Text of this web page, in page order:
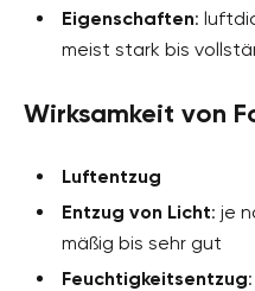
Eigenschaften:
meist stark bis
Wirksamkeit von
Luftentzug
Entzug von Licht: je
mäßig bis sehr gut
Feuchtigkeitsentzug